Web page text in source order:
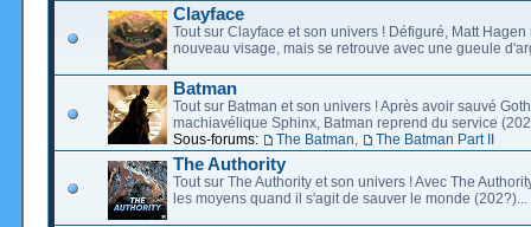
Clayface
Tout sur Clayface et son univers ! Défiguré, Matt Hagen
nouveau visage, mais se retrouve avec une gueule
Batman
Tout sur Batman et son univers ! Après avoir sauvé
machiavélique Sphinx, Batman reprend du service
Sous-forums:
The Batman The Batman Part II
The Authority
Tout sur The Authority et son univers ! Avec The
les moyens quand il s'agit de sauver le monde (202?)...